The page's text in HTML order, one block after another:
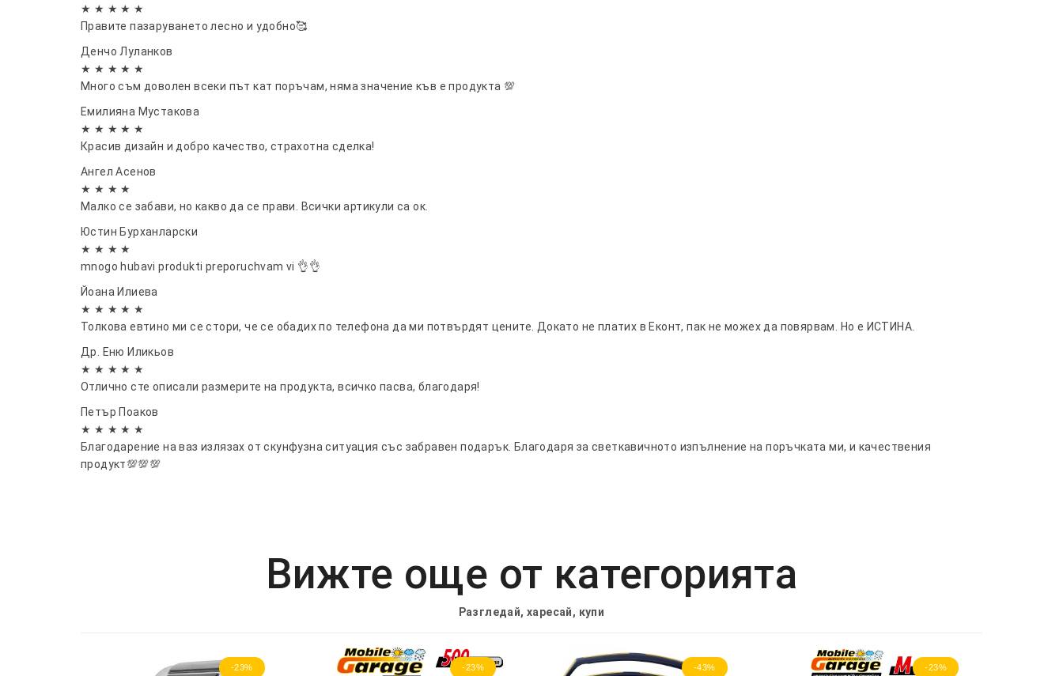
★ ★ ★ ★ ★
Правите пазаруването лесно и удобно🥰
Денчо Луланков
★ ★ ★ ★ ★
Много съм доволен всеки път кат поръчам, няма значение къв е продукта 💯
Емилияна Мустакова
★ ★ ★ ★ ★
Красив дизайн и добро качество, страхотна сделка!
Ангел Асенов
★ ★ ★ ★
Малко се забави, но какво да се прави. Всички артикули са ок.
Юстин Бурханларски
★ ★ ★ ★
mnogo hubavi produkti preporuchvam vi 👌👌
Йоана Илиева
★ ★ ★ ★ ★
Толкова евтино ми се стори, че се обадих по телефона да ми потвърдят цените. Докато не платих в Еконт, пак не можех да повярвам. Но е ИСТИНА.
Др. Еню Иликьов
★ ★ ★ ★ ★
Отлично сте описали размерите на продукта, всичко пасва, благодаря!
Петър Поаков
★ ★ ★ ★ ★
Благодарение на ваз излязах от скунфузна ситуация със забравен подарък. Благодаря за светкавичното изпълнение на поръчката ми, и качествения
продукт💯💯💯
Вижте още от категорията
Разгледай, харесай, купи
-23% -23% -43% -23%